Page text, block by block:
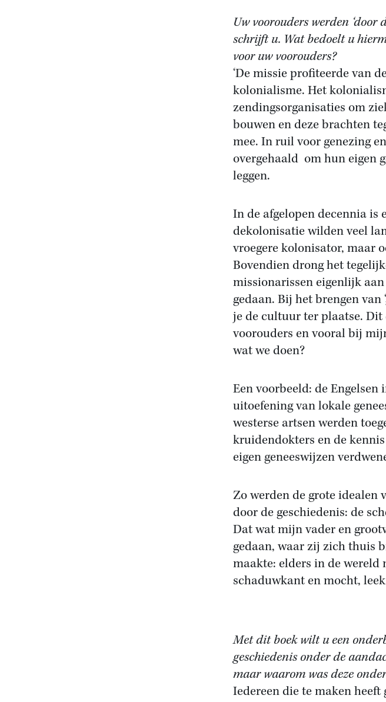
Uw voorouders werden ‘door
schrijft u. Wat bedoelt u
voor uw voorouders?
‘De missie profiteerde van
kolonialisme. Het
zendingsorganisaties om
bouwen en deze brachten
mee. In ruil voor genezing
overgehaald om hun eigen
leggen.
In de afgelopen decennia is
dekolonisatie wilden veel
vroegere kolonisator, maar
Bovendien drong het
missionarissen eigenlijk
gedaan. Bij het brengen van
je de cultuur ter plaatse.
voorouders en vooral bij
wat we doen?
Een voorbeeld: de
uitoefening van lokale
westerse artsen werden
kruidendokters en de
eigen geneeswijzen
Zo werden de grote idealen
door de geschiedenis: de
Dat wat mijn vader en
gedaan, waar zij zich thuis
maakte: elders in de wereld
schaduwkant en mocht,
Met dit boek wilt u een
geschiedenis onder de
maar waarom was deze
Iedereen die te maken